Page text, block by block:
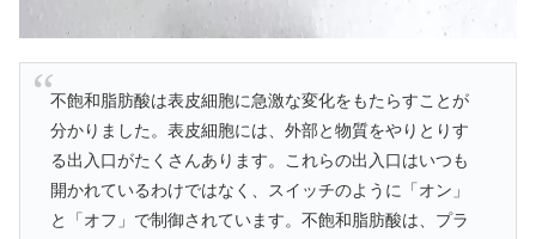
不飽和脂肪酸は表皮細胞に急激な変化をもたらすことが
分かりました。表皮細胞には、外部と物質をやりとりす
る出入口がたくさんあります。これらの出入口はいつも
開かれているわけではなく、スイッチのように「オン」
と「オフ」で制御されています。不飽和脂肪酸は、プラ